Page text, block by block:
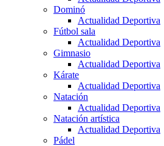
Dominó
Actualidad Deportiva
Fútbol sala
Actualidad Deportiva
Gimnasio
Actualidad Deportiva
Kárate
Actualidad Deportiva
Natación
Actualidad Deportiva
Natación artística
Actualidad Deportiva
Pádel